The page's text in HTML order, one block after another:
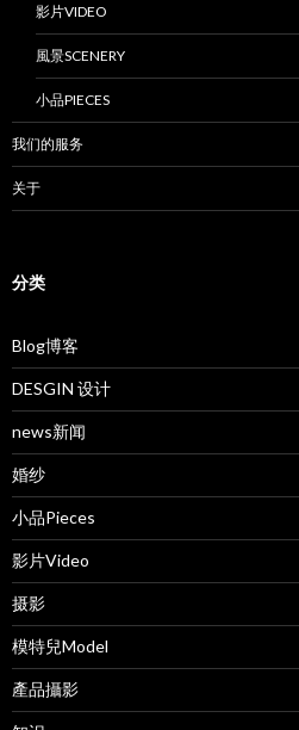
影片VIDEO
風景SCENERY
小品PIECES
我们的服务
关于
分类
Blog博客
DESGIN 设计
news新闻
婚纱
小品Pieces
影片Video
摄影
模特兒Model
產品攝影